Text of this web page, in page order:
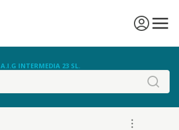
A.I.G INTERMEDIA 23 SL.